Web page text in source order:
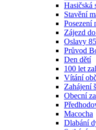
Hasičská
Stavění
Posezení
Zájezd
Oslavy
Průvod
Den dětí
100 let
Vítání
Zahájení
Obecní
Macocha
Dlabání